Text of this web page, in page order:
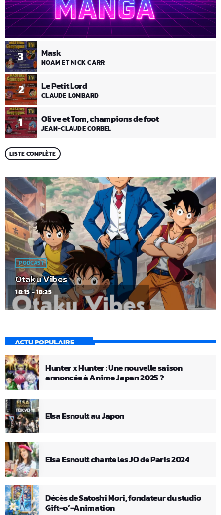
1 Olive et Tom, champions de foot
JEAN-CLAUDE CORBEL
2 Le Petit Lord
CLAUDE LOMBARD
3 Mask
NOAM ET NICK CARR
LISTE COMPLÈTE
PODCAST
Otaku Vibes
18:15 - 18:25
ACTU POPULAIRE
Hunter x Hunter : Une nouvelle saison
annoncée à Anime Japan 2025 ?
Elsa Esnoult au Japon
Elsa Esnoult chante les JO de Paris 2024
Décès de Satoshi Mori, fondateur du studio
Gift-o’-Animation